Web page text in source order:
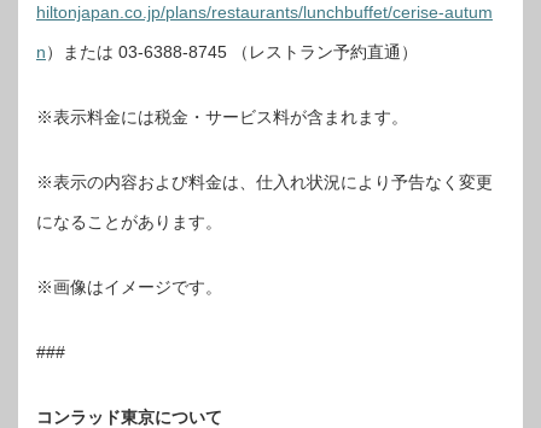
hiltonjapan.co.jp/plans/restaurants/lunchbuffet/cerise-autum
n）または 03-6388-8745 （レストラン予約直通）
※表示料金には税金・サービス料が含まれます。
※表示の内容および料金は、仕入れ状況により予告なく変更
になることがあります。
※画像はイメージです。
###
コンラッド東京について